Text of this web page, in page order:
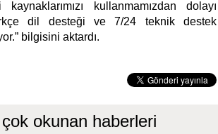
kullanmamızdan dolayı
dil desteği ve 7/24 teknik destek
bilgisini aktardı.
okunan haberleri